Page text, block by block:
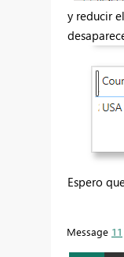
y reducir
Espero
Message 11